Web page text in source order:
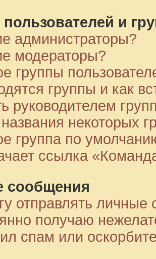
и
администраторы?
модераторы?
группы
группы и как
руководителем
некоторых
группа по
ссылка
сообщения
отправлять личные
получаю
спам или